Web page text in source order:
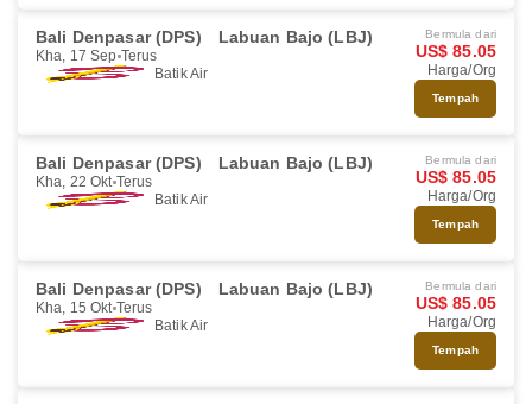
Bali Denpasar (DPS) Labuan Bajo (LBJ)
Kha, 17 Sep Terus
Batik Air
Bermula dari
US$ 85.05
Harga/Org
Tempah
Bali Denpasar (DPS) Labuan Bajo (LBJ)
Kha, 22 Okt Terus
Batik Air
Bermula dari
US$ 85.05
Harga/Org
Tempah
Bali Denpasar (DPS) Labuan Bajo (LBJ)
Kha, 15 Okt Terus
Batik Air
Bermula dari
US$ 85.05
Harga/Org
Tempah